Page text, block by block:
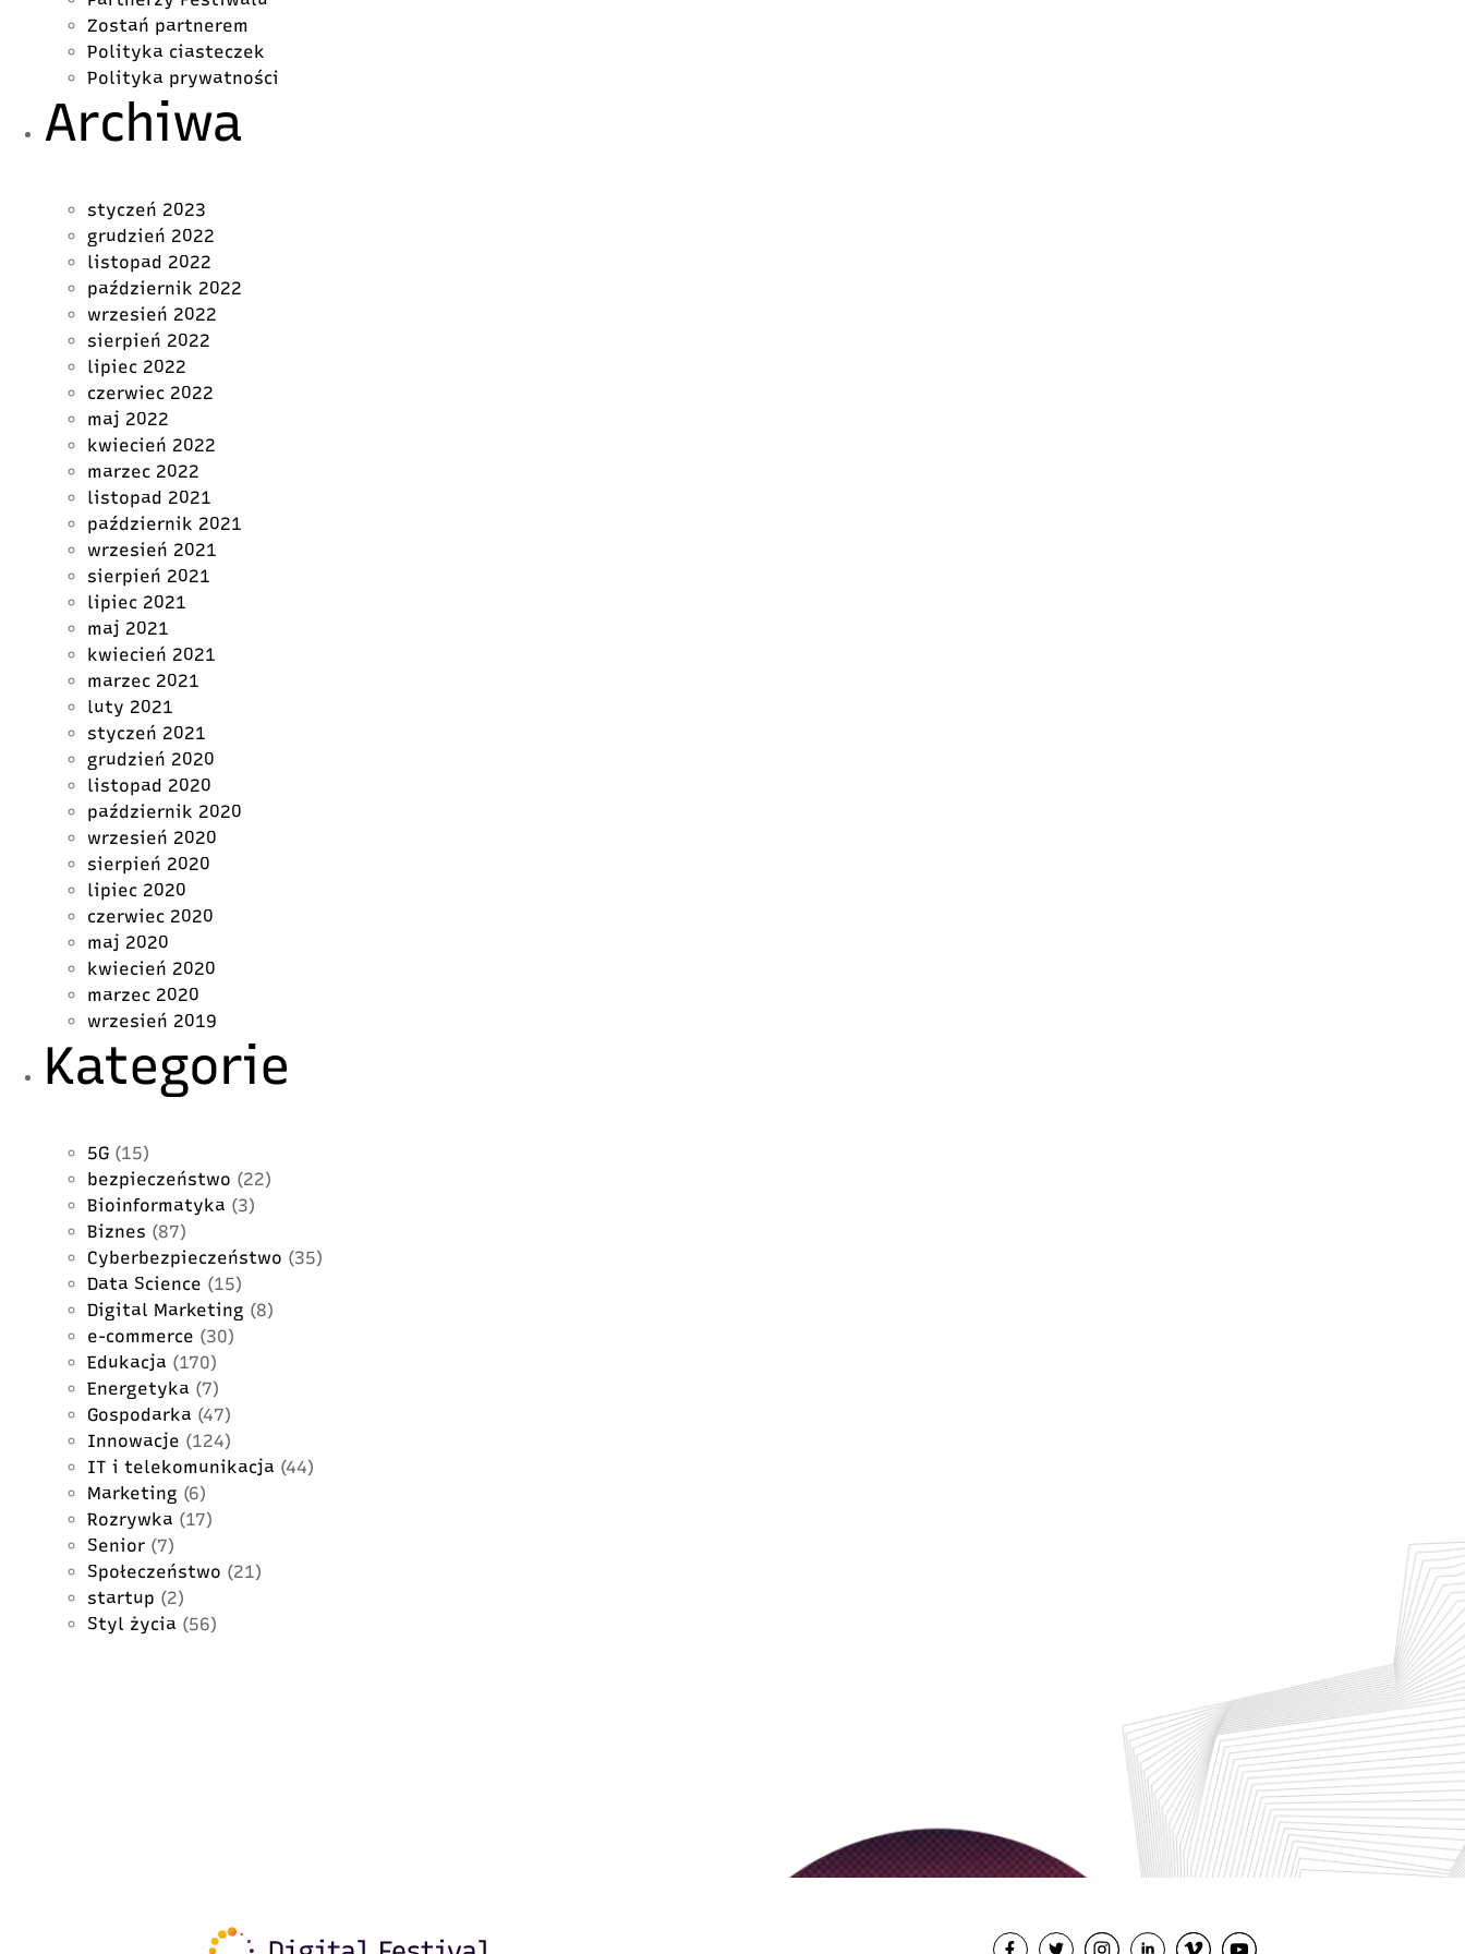
Zostań partnerem
Polityka ciasteczek
Polityka prywatności
Archiwa
styczeń 2023
grudzień 2022
listopad 2022
październik 2022
wrzesień 2022
sierpień 2022
lipiec 2022
czerwiec 2022
maj 2022
kwiecień 2022
marzec 2022
listopad 2021
październik 2021
wrzesień 2021
sierpień 2021
lipiec 2021
maj 2021
kwiecień 2021
marzec 2021
luty 2021
styczeń 2021
grudzień 2020
listopad 2020
październik 2020
wrzesień 2020
sierpień 2020
lipiec 2020
czerwiec 2020
maj 2020
kwiecień 2020
marzec 2020
wrzesień 2019
Kategorie
5G (15)
bezpieczeństwo (22)
Bioinformatyka (3)
Biznes (87)
Cyberbezpieczeństwo (35)
Data Science (15)
Digital Marketing (8)
e-commerce (30)
Edukacja (170)
Energetyka (7)
Gospodarka (47)
Innowacje (124)
IT i telekomunikacja (44)
Marketing (6)
Rozrywka (17)
Senior (7)
Społeczeństwo (21)
startup (2)
Styl życia (56)